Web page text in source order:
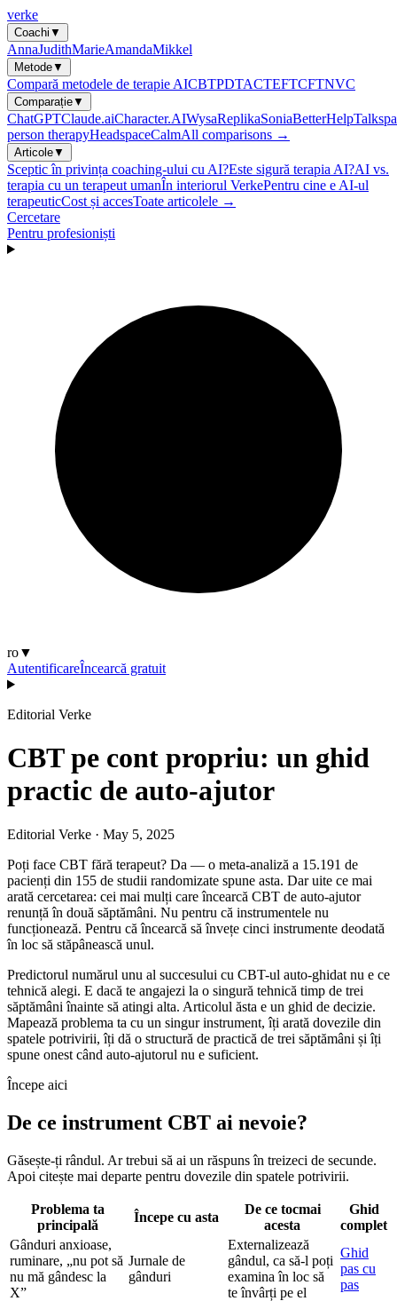
verke
Coachi ▼
AnnaJudithMarieAmandaMikkel
Metode▼
Compară metodele de terapie AICBTPDTACTEFTCFTNVC
Comparație▼
ChatGPTClaude.aiCharacter.AIWysaReplikaSoniaBetterHelp
person therapyHeadspaceCalmAll comparisons →
Articole▼
Sceptic în privința coaching-ului cu AI?Este sigură terapia AI?AI vs.
terapia cu un terapeut umanÎn interiorul VerkePentru cine e AI-ul
terapeuticCost și accesToate articolele →
Cercetare
Pentru profesioniști
ro▼
AutentificareÎncearcă gratuit
Editorial Verke
CBT pe cont propriu: un ghid
practic de auto-ajutor
Editorial Verke · May 5, 2025
Poți face CBT fără terapeut? Da — o meta-analiză a 15.191 de
pacienți din 155 de studii randomizate spune asta. Dar uite ce mai
arată cercetarea: cei mai mulți care încearcă CBT de auto-ajutor
renunță în două săptămâni. Nu pentru că instrumentele nu
funcționează. Pentru că încearcă să învețe cinci instrumente deodată
în loc să stăpânească unul.
Predictorul numărul unu al succesului cu CBT-ul auto-ghidat nu e ce
tehnică alegi. E dacă te angajezi la o singură tehnică timp de trei
săptămâni înainte să atingi alta. Articolul ăsta e un ghid de decizie.
Mapează problema ta cu un singur instrument, îți arată dovezile din
spatele potrivirii, îți dă o structură de practică de trei săptămâni și îți
spune onest când auto-ajutorul nu e suficient.
Începe aici
De ce instrument CBT ai nevoie?
Găsește-ți rândul. Ar trebui să ai un răspuns în treizeci de secunde.
Apoi citește mai departe pentru dovezile din spatele potrivirii.
Problema ta
principală
Începe cu asta
De ce tocmai
acesta
Ghid
complet
Gânduri anxioase,
ruminare, „nu pot să
nu mă gândesc la
X”
Jurnale de
gânduri
Externalizează
gândul, ca să-l poți
examina în loc să
te învârți pe el
Ghid
pas cu
pas